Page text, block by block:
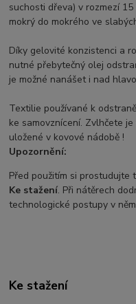
suchosti dřeva) v rozmezí
mokrý do mokrého ve
Díky gelovité konzistenci a
nutné přebytečný olej
je možné nanášet i nad
Textilie používané k
ke samovznícení. Zvlhčete
uložené v kovové nádobě !
Upozornění:
Před použitím si
Ke stažení. Při nátěrech
technologické postupy v
Ke stažení